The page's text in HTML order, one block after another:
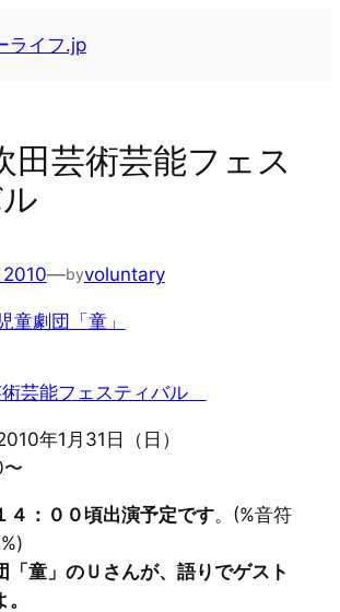
ライフ.jp
田芸術芸能フェス
—byvoluntary
童劇団「童」
芸能フェスティバル
年1月31日（日）
４：００頃出演予定です。(%音符
「童」のＵさんが、語りでゲスト